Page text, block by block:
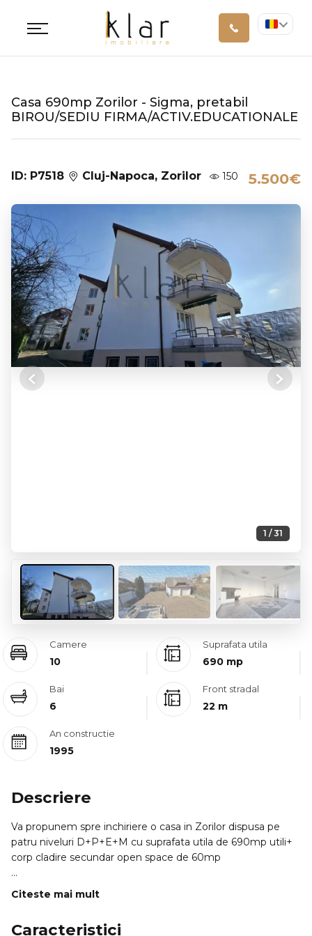
Casa 690mp Zorilor - Sigma, pretabil
BIROU/SEDIU FIRMA/ACTIV.EDUCATIONALE
ID: P7518 Cluj-Napoca, Zorilor 150 5.500€
1 / 31
Previous Next
Camere
10
Suprafata utila
690 mp
Bai
6
Front stradal
22 m
An constructie
1995
Descriere
Va propunem spre inchiriere o casa in Zorilor dispusa pe
patru niveluri D+P+E+M cu suprafata utila de 690mp utili+
corp cladire secundar open space de 60mp
Aceasta este compartimentata astfel:
Citeste mai mult
Caracteristici